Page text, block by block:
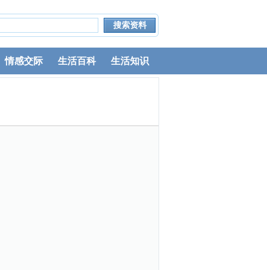
情感交际 生活百科 生活知识